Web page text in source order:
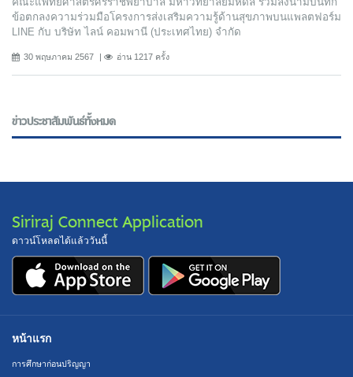
ข้อตกลงความร่วมมือโครงการส่งเสริมความรู้ด้านสุขภาพบนแพลตฟอร์ม
LINE กับ บริษัท ไลน์ คอมพานี (ประเทศไทย) จํากัด
30 พฤษภาคม 2567 อ่าน 1217 ครั้ง
ข่าวประชาสัมพันธ์ทั้งหมด
Siriraj Connect Application
ดาวน์โหลดได้แล้ววันนี้
หน้าแรก
การศึกษาก่อนปริญญา